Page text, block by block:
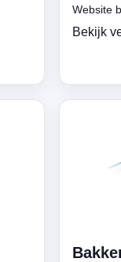
Website
Bekijk